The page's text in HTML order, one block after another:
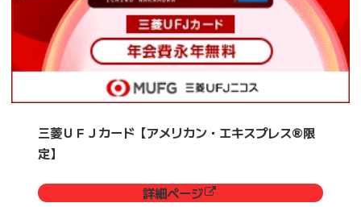
三菱ＵＦＪカード【アメリカン・エキスプレス®限
定】
詳細ページ